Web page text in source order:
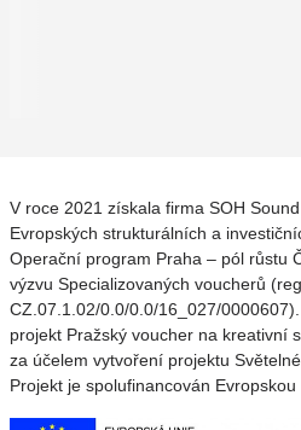
V roce 2021 získala firma SOH
Evropských strukturálních a
Operační program Praha – pól růstu
výzvu Specializovaných voucherů
CZ.07.1.02/0.0/0.0/16_027/
projekt Pražský voucher na kreativní
za účelem vytvoření projektu
Projekt je spolufinancován Evropskou